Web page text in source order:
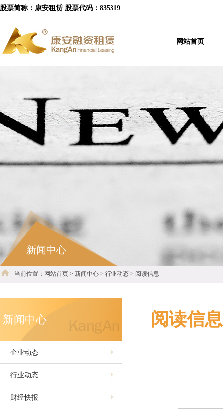
股票简称：康安租赁 股票代码：835319
网站首页
新闻中心
当前位置：网站首页 > 新闻中心 > 行业动态 > 阅读信息
新闻中心
企业动态
行业动态
财经快报
阅读信息